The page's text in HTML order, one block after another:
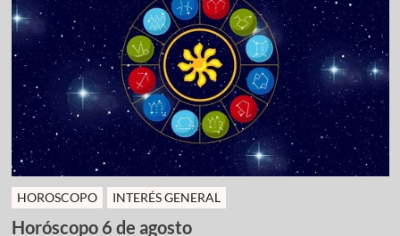
HOROSCOPO INTERÉS GENERAL
Horóscopo 6 de agosto